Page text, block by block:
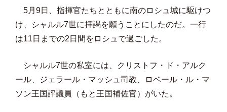
5月9日、指揮官たちとともに南のロシュ城に駆けつ
け、シャルル7世に拝謁を願うことにしたのだ。一行
は11日までの2日間をロシュで過ごした。
シャルル7世の私室には、クリストフ・ド・アルク
ール、ジェラール・マッシュ司教、ロベール・ル・マ
ソン王国評議員（もと王国補佐官）がいた。